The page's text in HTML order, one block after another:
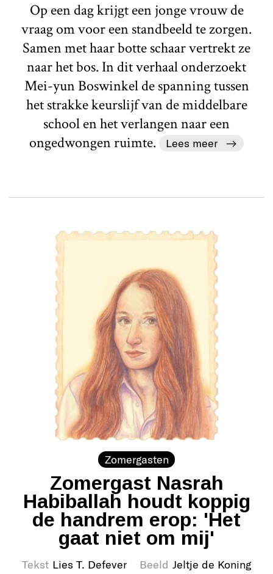
Op een dag krijgt een jonge vrouw de
vraag om voor een standbeeld te zorgen.
Samen met haar botte schaar vertrekt ze
naar het bos. In dit verhaal onderzoekt
Mei-yun Boswinkel de spanning tussen
het strakke keurslijf van de middelbare
school en het verlangen naar een
ongedwongen ruimte.
Lees meer
Zomergasten
Zomergast Nasrah
Habiballah houdt koppig
de handrem erop: 'Het
gaat niet om mij'
Tekst Lies T. Defever Beeld Jeltje de Koning